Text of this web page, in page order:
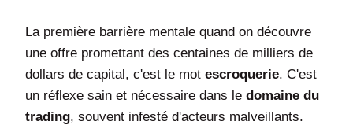
La première barrière mentale quand on découvre
une offre promettant des centaines de milliers de
dollars de capital, c'est le mot escroquerie. C'est
un réflexe sain et nécessaire dans le domaine du
trading, souvent infesté d'acteurs malveillants.